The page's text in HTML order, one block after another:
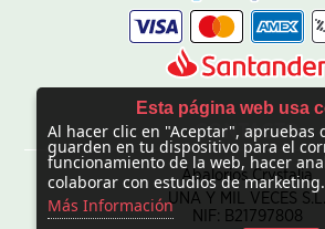
CONTACTO
Abalorios Crystalia
UNA Y MIL VECES S.L.
NIF: B21797808
Esta página web usa
Al hacer clic en "Aceptar", apruebas
guarden en tu dispositivo para el
funcionamiento de la web, hacer
colaborar con estudios de marketing.
Más Información